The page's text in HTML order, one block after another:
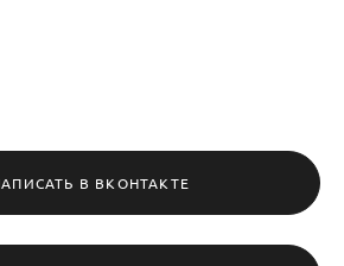
В ВКОНТАКТЕ